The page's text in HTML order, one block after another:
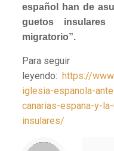
español han de
guetos
migratorio”.
Para seguir
leyendo: https://
iglesia-espanola-
canarias-espana-y-
insulares/
Notice
: Trying to access array offset on value of type null in
/home/misioner/public_html/padresblancos/themes/betheme/includes/content-single.php
on line
286